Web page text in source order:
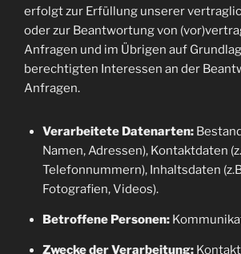
erfolgt zur Erfüllung unserer
oder zur Beantwortung von
Anfragen und im Übrigen auf
berechtigten Interessen an der
Anfragen.
Verarbeitete Datenarten:
Namen, Adressen), Kontaktdaten
Telefonnummern), Inhaltsdaten
Fotografien, Videos).
Betroffene Personen:
Zwecke der Verarbeitung: